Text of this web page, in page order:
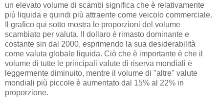
un elevato volume di scambi significa che è relativamente
più liquida e quindi più attraente come veicolo commerciale.
Il grafico qui sotto mostra le proporzioni del volume
scambiato per valuta. Il dollaro è rimasto dominante e
costante sin dal 2000, esprimendo la sua desiderabilità
come valuta globale liquida. Ciò che è importante è che il
volume di tutte le principali valute di riserva mondiali è
leggermente diminuito, mentre il volume di "altre" valute
mondiali più piccole è aumentato dal 15% al ​​22% in
proporzione.